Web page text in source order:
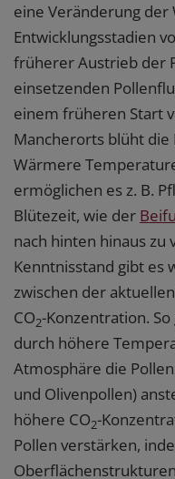
eine Veränderung der
Entwicklungsstadien
früherer Austrieb der
einsetzenden
einem früheren Start
Mancherorts blüht
Wärmere
ermöglichen es z. B.
Blütezeit, wie der
nach hinten hinaus
Kenntnisstand gibt es
zwischen der
CO2-Konzentration.
durch höhere
Atmosphäre die
und Olivenpollen)
höhere CO2-
Pollen verstärken,